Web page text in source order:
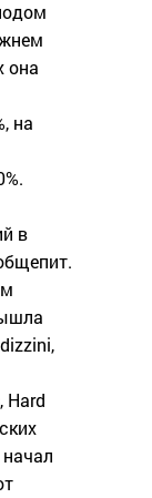
она
на
в
Hard